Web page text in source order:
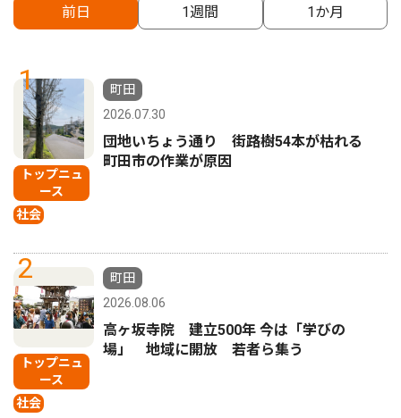
前日 1週間 1か月
1
トップニュ
ース
社会
町田
2026.07.30
団地いちょう通り 街路樹54本が枯れる
町田市の作業が原因
2
トップニュ
ース
社会
町田
2026.08.06
高ヶ坂寺院 建立500年 今は「学びの
場」 地域に開放 若者ら集う